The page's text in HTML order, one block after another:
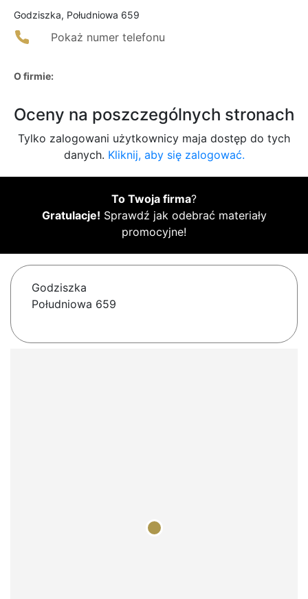
Godziszka, Południowa 659
Pokaż numer telefonu
O firmie:
Oceny na poszczególnych stronach
Tylko zalogowani użytkownicy maja dostęp do tych
danych. Kliknij, aby się zalogować.
To Twoja firma?
Gratulacje! Sprawdź jak odebrać materiały
promocyjne!
Godziszka
Południowa 659